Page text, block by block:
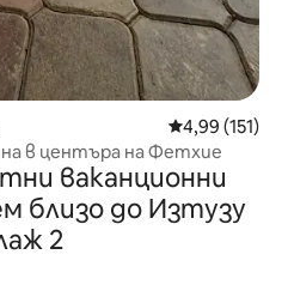
Средна
4,99 (151)
в центъра на Фетхие
ваканционни
близо до Изтузу
2